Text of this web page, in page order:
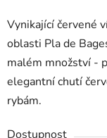
Vynikající červené
oblasti Pla de
malém množství -
elegantní chutí
rybám.
Dostupnost